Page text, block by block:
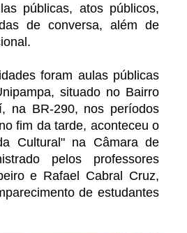
públicas, atos públicos,
de conversa, além de
foram aulas públicas
situado no Bairro
na BR-290, nos períodos
fim da tarde, aconteceu o
Cultural" na Câmara de
pelos professores
e Rafael Cabral Cruz,
de estudantes